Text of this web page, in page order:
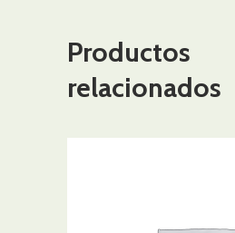
Productos
relacionados